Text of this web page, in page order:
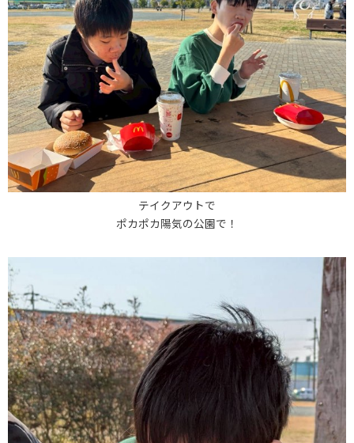
テイクアウトで
ポカポカ陽気の公園で！